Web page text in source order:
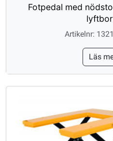
Fotpedal med
Artikelnr:
Läs